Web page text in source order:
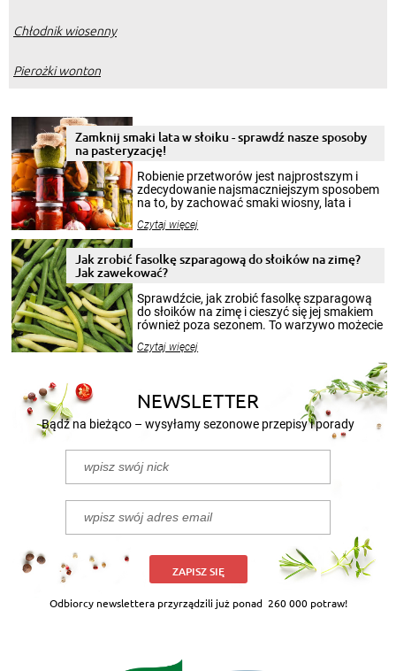
Chłodnik wiosenny
Pierożki wonton
Zamknij smaki lata w słoiku - sprawdź nasze sposoby
na pasteryzację!
Robienie przetworów jest najprostszym i
zdecydowanie najsmaczniejszym sposobem
na to, by zachować smaki wiosny, lata i
krajobrazów, by cieszyć nimi oko w sezonie
pełni poczuć atmosferę cieplejszych
miesięcy. Przygotowanie słoików ze
smakowitą zawartością musi obejmować
patenty, które pozwolą zachować świeżość
przetworów.
Czytaj więcej
Jak zrobić fasolkę szparagową do słoików na zimę?
Jak zawekować?
Sprawdźcie, jak zrobić fasolkę szparagową
do słoików na zimę i cieszyć się jej smakiem
również poza sezonem. To warzywo możecie
nasze propozycje!
Czytaj więcej
NEWSLETTER
Bądź na bieżąco – wysyłamy sezonowe przepisy i porady
ZAPISZ SIĘ
Odbiorcy newslettera przyrządzili już ponad 260 000 potraw!